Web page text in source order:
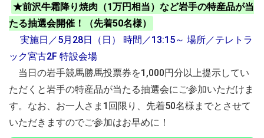
★前沢牛霜降り焼肉（1万円相当）など岩手の特産品が当
たる抽選会開催！（先着50名様）
実施日／5月28日（日） 時間／13:15～ 場所／テレトラ
ック宮古2F 特設会場
当日の岩手競馬勝馬投票券を1,000円分以上提示してい
ただくと岩手の特産品が当たる抽選会にご参加いただけま
す。なお、お一人さま1回限り、先着50名様までとさせて
いただきますのでご参加はお早めに！